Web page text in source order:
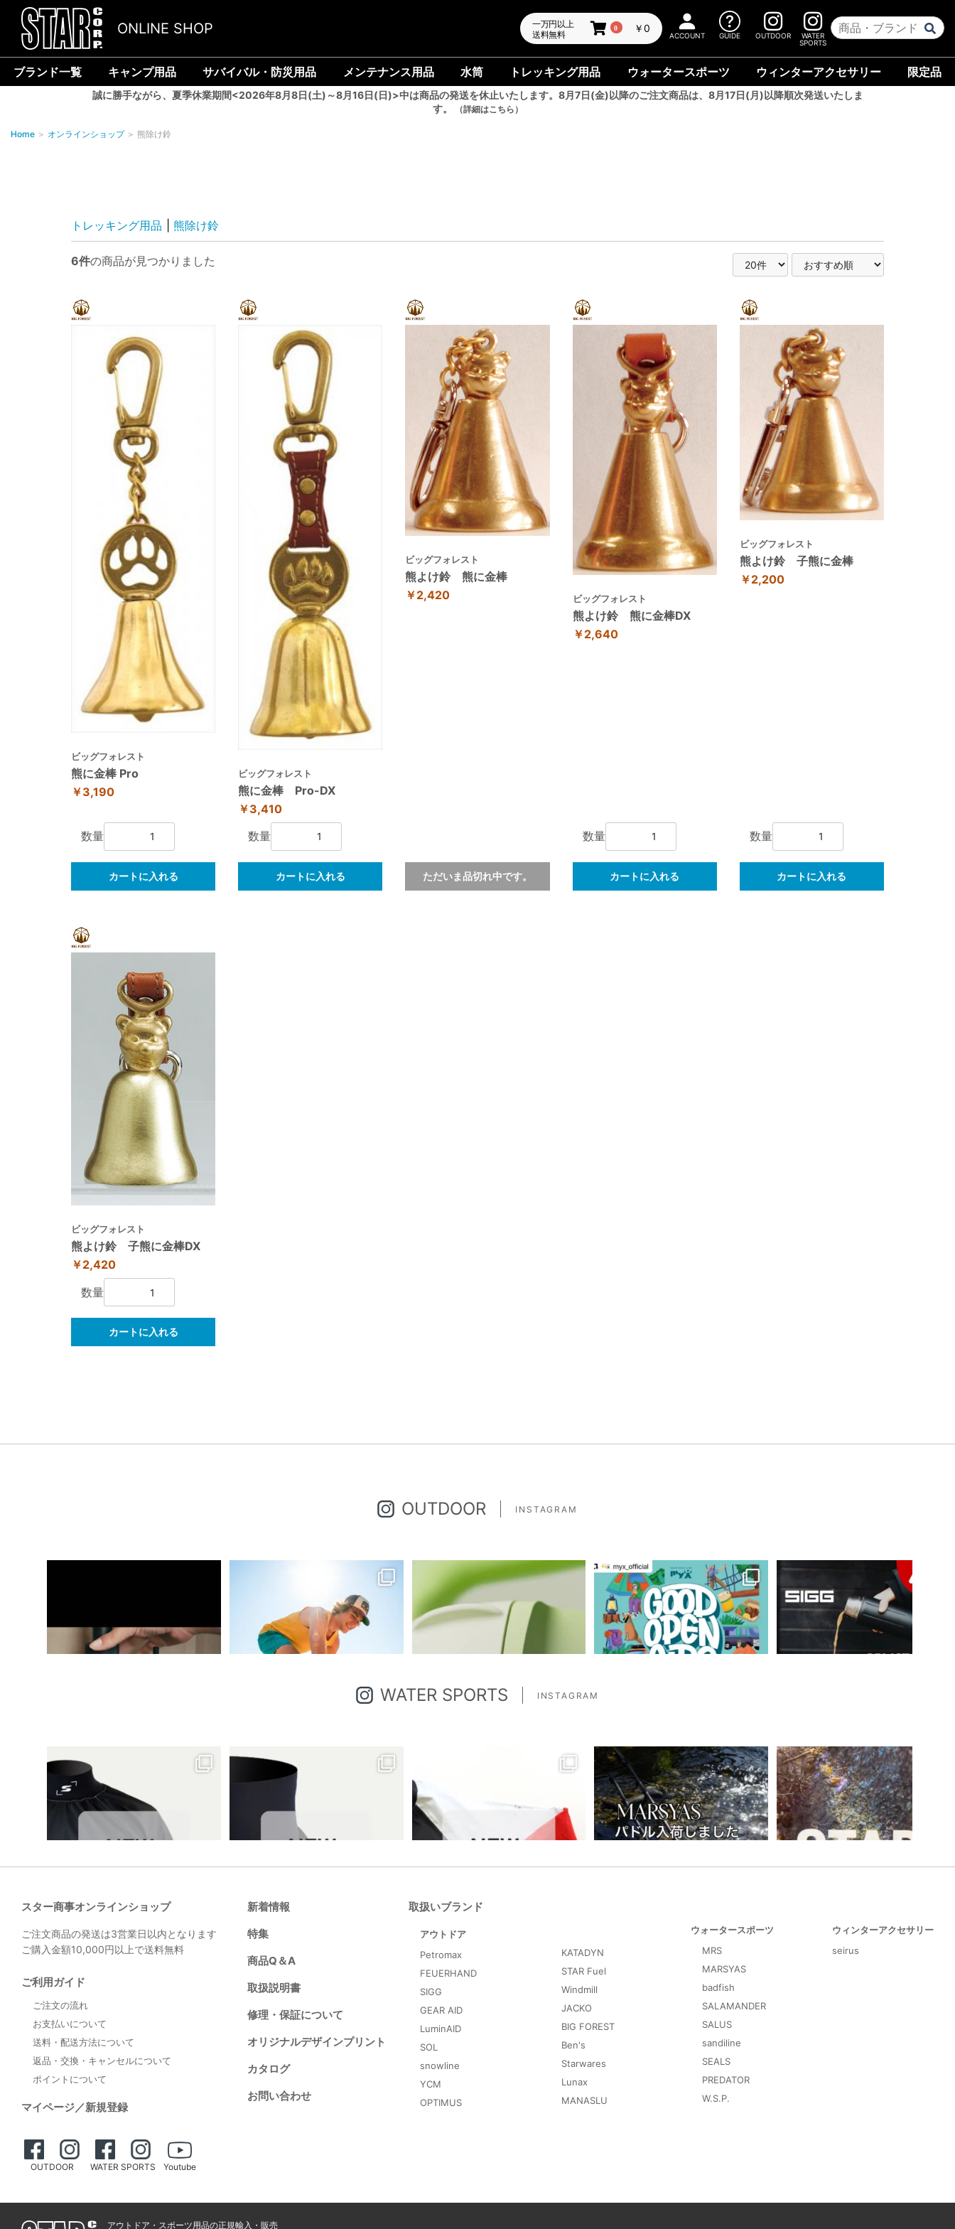
ONLINE SHOP
一万円以上
送料無料
0 ￥0
ACCOUNT GUIDE OUTDOOR
WATER
SPORTS
ブランド一覧 キャンプ用品 サバイバル・防災用品 メンテナンス用品 水筒 トレッキング用品 ウォータースポーツ ウィンターアクセサリー 限定品
誠に勝手ながら、夏季休業期間<2026年8月8日(土)～8月16日(日)>中は商品の発送を休止いたします。8月7日(金)以降のご注文商品は、8月17日(月)以降順次発送いたしま
す。
（詳細はこちら）
Home ＞ オンラインショップ ＞ 熊除け鈴
トレッキング用品 熊除け鈴
6件の商品が見つかりました
ビッグフォレスト
熊に金棒 Pro
￥3,190
数量
カートに入れる
ビッグフォレスト
熊に金棒 Pro-DX
￥3,410
数量
カートに入れる
ビッグフォレスト
熊よけ鈴 熊に金棒
￥2,420
ただいま品切れ中です。
ビッグフォレスト
熊よけ鈴 熊に金棒DX
￥2,640
数量
カートに入れる
ビッグフォレスト
熊よけ鈴 子熊に金棒
￥2,200
数量
カートに入れる
ビッグフォレスト
熊よけ鈴 子熊に金棒DX
￥2,420
数量
カートに入れる
OUTDOOR INSTAGRAM
WATER SPORTS INSTAGRAM
スター商事オンラインショップ
ご注文商品の発送は3営業日以内となります
ご購入金額10,000円以上で送料無料
ご利用ガイド
ご注文の流れ
お支払いについて
送料・配送方法について
返品・交換・キャンセルについて
ポイントについて
マイページ／新規登録
新着情報
特集
商品Q＆A
取扱説明書
修理・保証について
オリジナルデザインプリント
カタログ
お問い合わせ
OUTDOOR WATER SPORTS Youtube
取扱いブランド
アウトドア
Petromax
FEUERHAND
SIGG
GEAR AID
LuminAID
SOL
snowline
YCM
OPTIMUS
KATADYN
STAR Fuel
Windmill
JACKO
BIG FOREST
Ben's
Starwares
Lunax
MANASLU
ウォータースポーツ
MRS
MARSYAS
badfish
SALAMANDER
SALUS
sandiline
SEALS
PREDATOR
W.S.P.
ウィンターアクセサリー
seirus
アウトドア・スポーツ用品の正規輸入・販売